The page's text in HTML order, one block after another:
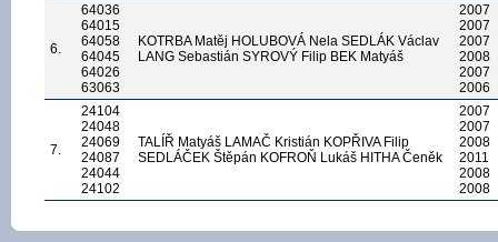
6.
64036
64015
64058
64045
64026
63063
KOTRBA Matěj HOLUBOVÁ Nela SEDLÁK Václav
LANG Sebastián SYROVÝ Filip BEK Matyáš
2007
2007
2007
2008
2007
2006
7.
24104
24048
24069
24087
24044
24102
TALÍŘ Matyáš LAMAČ Kristián KOPŘIVA Filip
SEDLÁČEK Štěpán KOFROŇ Lukáš HITHA Čeněk
2007
2007
2008
2011
2008
2008